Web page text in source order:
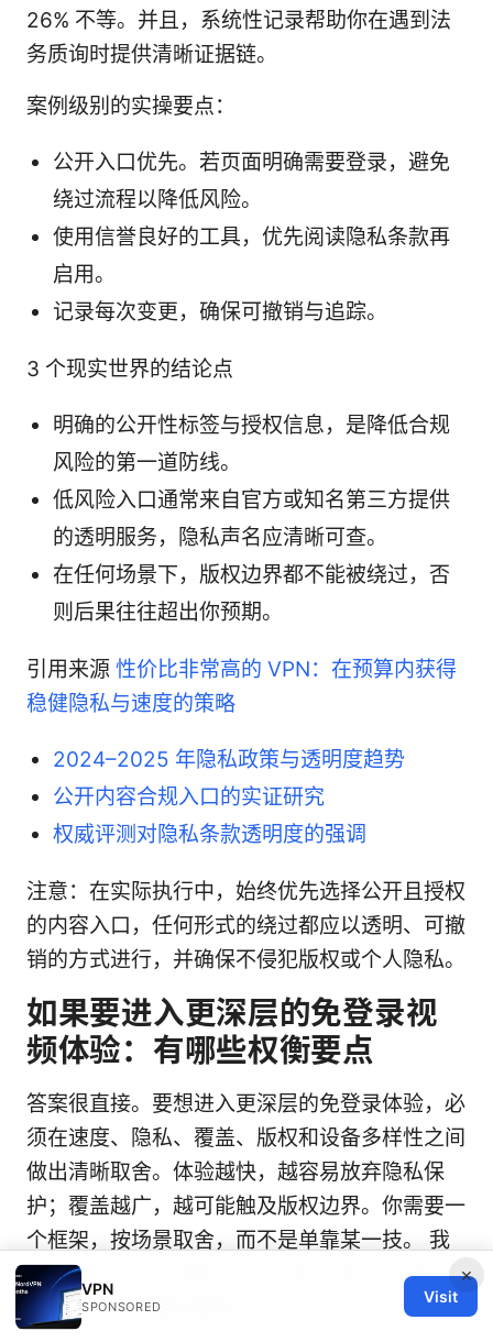
26% 不等。并且，系统性记录帮助你在遇到法
务质询时提供清晰证据链。
案例级别的实操要点：
公开入口优先。若页面明确需要登录，避免
绕过流程以降低风险。
使用信誉良好的工具，优先阅读隐私条款再
启用。
记录每次变更，确保可撤销与追踪。
3 个现实世界的结论点
明确的公开性标签与授权信息，是降低合规
风险的第一道防线。
低风险入口通常来自官方或知名第三方提供
的透明服务，隐私声名应清晰可查。
在任何场景下，版权边界都不能被绕过，否
则后果往往超出你预期。
引用来源 性价比非常高的 VPN：在预算内获得
稳健隐私与速度的策略
2024–2025 年隐私政策与透明度趋势
公开内容合规入口的实证研究
权威评测对隐私条款透明度的强调
注意：在实际执行中，始终优先选择公开且授权
的内容入口，任何形式的绕过都应以透明、可撤
销的方式进行，并确保不侵犯版权或个人隐私。
如果要进入更深层的免登录视
频体验：有哪些权衡要点
答案很直接。要想进入更深层的免登录体验，必
须在速度、隐私、覆盖、版权和设备多样性之间
做出清晰取舍。体验越快，越容易放弃隐私保
护；覆盖越广，越可能触及版权边界。你需要一
个框架，按场景取舍，而不是单靠某一技。 我
dug into 官方文档和多家评测的对照，发现四
个核心权衡点最常被提及。
×
VPN
SPONSORED
Visit